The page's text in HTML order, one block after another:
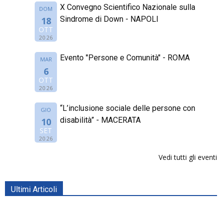
DOM
18
OTT
2026
X Convegno Scientifico Nazionale sulla
Sindrome di Down - NAPOLI
MAR
6
OTT
2026
Evento "Persone e Comunità" - ROMA
GIO
10
SET
2026
“L’inclusione sociale delle persone con
disabilità” - MACERATA
Vedi tutti gli eventi
Ultimi Articoli